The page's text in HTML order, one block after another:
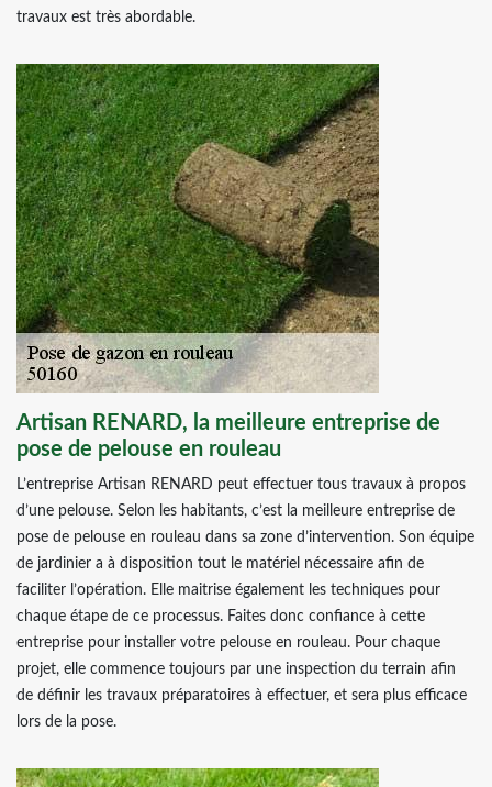
travaux est très abordable.
Artisan RENARD, la meilleure entreprise de
pose de pelouse en rouleau
L’entreprise Artisan RENARD peut effectuer tous travaux à propos
d’une pelouse. Selon les habitants, c’est la meilleure entreprise de
pose de pelouse en rouleau dans sa zone d’intervention. Son équipe
de jardinier a à disposition tout le matériel nécessaire afin de
faciliter l’opération. Elle maitrise également les techniques pour
chaque étape de ce processus. Faites donc confiance à cette
entreprise pour installer votre pelouse en rouleau. Pour chaque
projet, elle commence toujours par une inspection du terrain afin
de définir les travaux préparatoires à effectuer, et sera plus efficace
lors de la pose.